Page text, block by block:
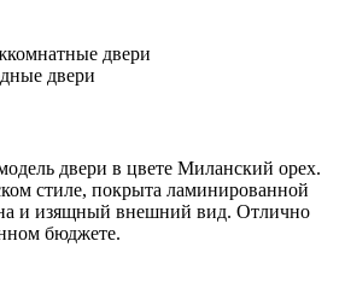
двери
двери
двери в цвете Миланский орех.
стиле, покрыта ламинированной
и изящный внешний вид. Отлично
бюджете.